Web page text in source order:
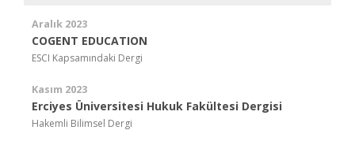
Aralık 2023
COGENT EDUCATION
ESCI Kapsamındaki Dergi
Kasım 2023
Erciyes Üniversitesi Hukuk Fakültesi Dergisi
Hakemli Bilimsel Dergi